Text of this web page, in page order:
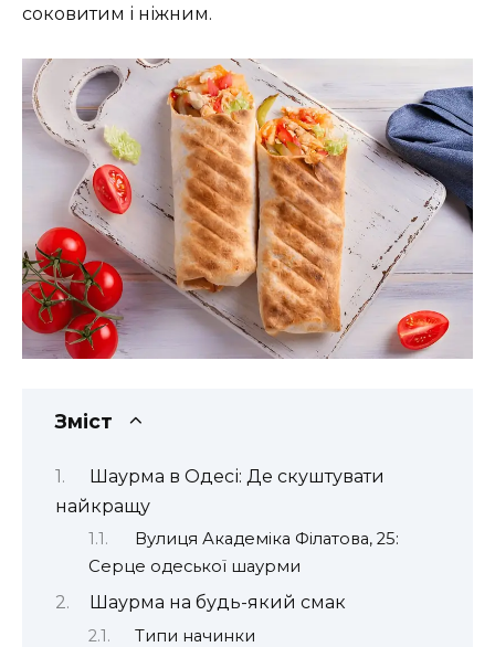
соковитим і ніжним.
Зміст
Шаурма в Одесі: Де скуштувати
найкращу
Вулиця Академіка Філатова, 25:
Серце одеської шаурми
Шаурма на будь-який смак
Типи начинки